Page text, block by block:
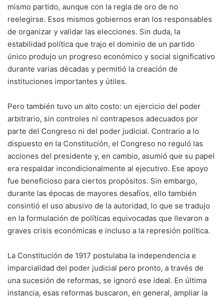
mismo partido, aunque con la regla de oro de no
reelegirse. Esos mismos gobiernos eran los responsables
de organizar y validar las elecciones. Sin duda, la
estabilidad política que trajo el dominio de un partido
único produjo un progreso económico y social significativo
durante varias décadas y permitió la creación de
instituciones importantes y útiles.
Pero también tuvo un alto costo: un ejercicio del poder
arbitrario, sin controles ni contrapesos adecuados por
parte del Congreso ni del poder judicial. Contrario a lo
dispuesto en la Constitución, el Congreso no reguló las
acciones del presidente y, en cambio, asumió que su papel
era respaldar incondicionalmente al ejecutivo. Ese apoyo
fue beneficioso para ciertos propósitos. Sin embargo,
durante las épocas de mayores desafíos, ello también
consintió el uso abusivo de la autoridad, lo que se tradujo
en la formulación de políticas equivocadas que llevaron a
graves crisis económicas e incluso a la represión política.
La Constitución de 1917 postulaba la independencia e
imparcialidad del poder judicial pero pronto, a través de
una sucesión de reformas, se ignoró ese ideal. En última
instancia, esas reformas buscaron, en general, ampliar la